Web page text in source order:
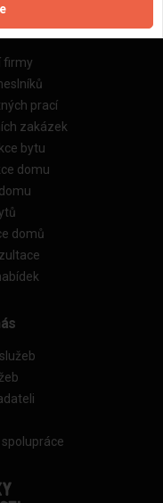
firmy
prací
zakázek
bytu
domu
domů